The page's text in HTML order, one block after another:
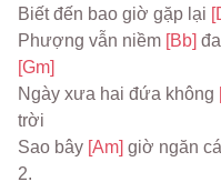
Biết đến bao giờ gặp lại
Phượng vẫn niềm [Bb]
[Gm]
Ngày xưa hai đứa không
trời
Sao bây [Am] giờ ngăn
2.